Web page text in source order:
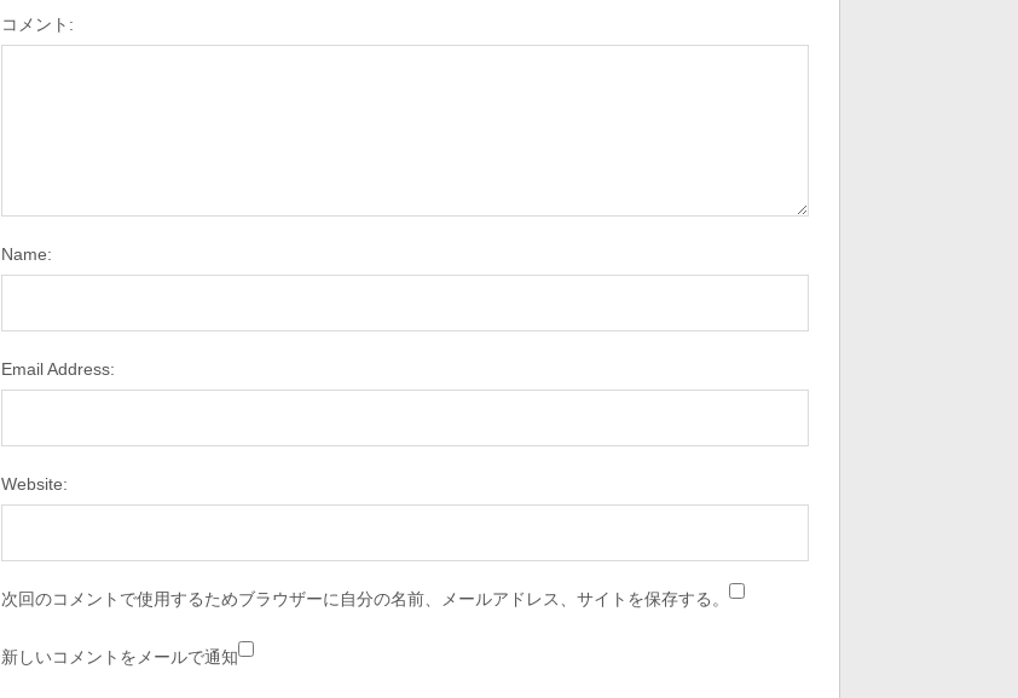
コメント:
Name:
Email Address:
Website:
次回のコメントで使用するためブラウザーに自分の名前、メールアドレス、サイトを保存する。
新しいコメントをメールで通知